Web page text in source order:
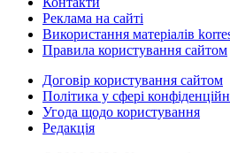
Реклама на сайті
Використання матеріалів
Правила користування сайтом
Договір користування сайтом
Політика у сфері
Угода щодо користування
Редакція